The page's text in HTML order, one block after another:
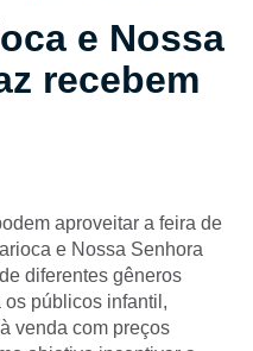
e Nossa
recebem
aproveitar a feira de
e Nossa Senhora
diferentes gêneros
públicos infantil,
venda com preços